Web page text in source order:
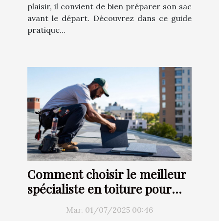
plaisir, il convient de bien préparer son sac
avant le départ. Découvrez dans ce guide
pratique...
Comment choisir le meilleur
spécialiste en toiture pour
votre rénovation ?
Mar. 01/07/2025 00:46